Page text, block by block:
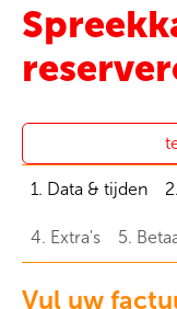
1. Data & tijden
4. Extra's 5.
Vul uw